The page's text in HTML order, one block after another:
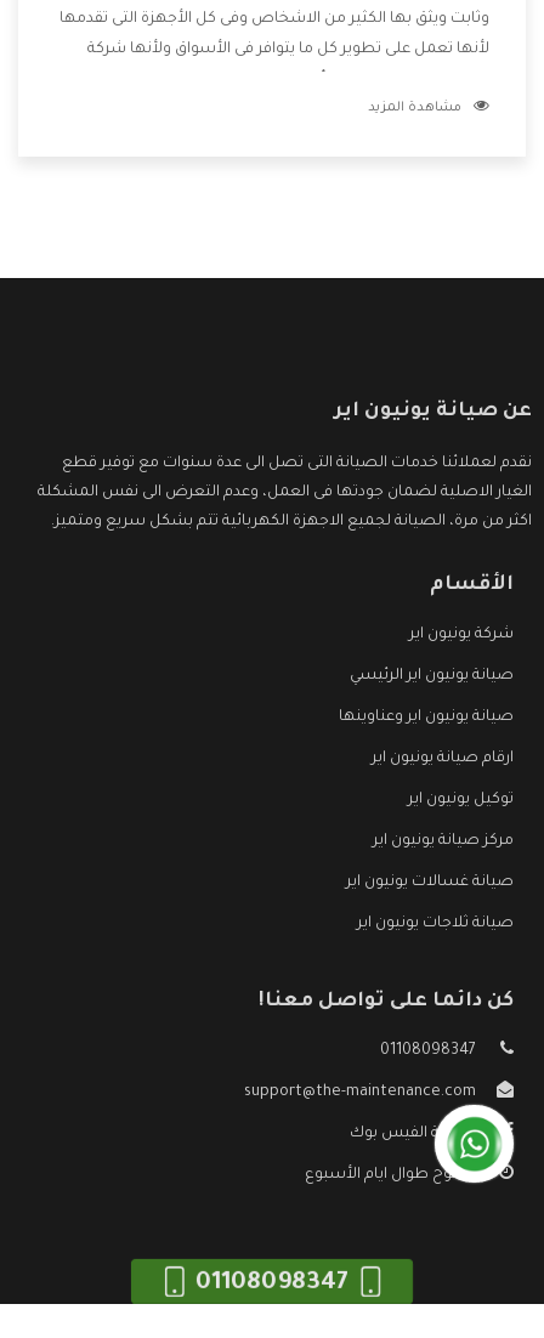
وثابت ويثق بها الكثير من الاشخاص وفى كل الأجهزة التى تقدمها
لأنها تعمل على تطوير كل ما يتوافر فى الأسواق ولأنها شركة
وتقدم للعملاء أقوى العروض والخصومات التى تسهل على
مشاهدة المزيد
عن صيانة يونيون اير
نقدم لعملائنا خدمات الصيانة التى تصل الى عدة سنوات مع توفير قطع
الغيار الاصلية لضمان جودتها فى العمل، وعدم التعرض الى نفس المشكلة
اكثر من مرة، الصيانة لجميع الاجهزة الكهربائية تتم بشكل سريع ومتميز.
الأقسام
شركة يونيون اير
صيانة يونيون اير الرئيسي
صيانة يونيون اير وعناوينها
ارقام صيانة يونيون اير
توكيل يونيون اير
مركز صيانة يونيون اير
صيانة غسالات يونيون اير
صيانة ثلاجات يونيون اير
كن دائما على تواصل معنا!
01108098347
support@the-maintenance.com
صفحة الفيس بوك
مفتوح طوال ايام الأسبوع
01108098347